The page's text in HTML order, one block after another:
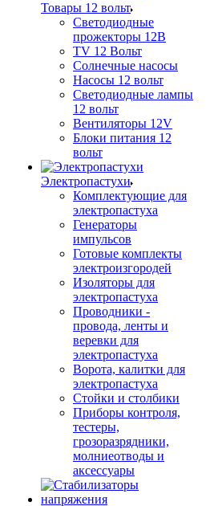
Товары 12 вольт
Светодиодные
прожекторы 12В
TV 12 Вольт
Солнечные насосы
Насосы 12 вольт
Светодиодные лампы
12 вольт
Вентиляторы 12V
Блоки питания 12
вольт
Электропастухи
Комплектующие для
электропастуха
Генераторы
импульсов
Готовые комплекты
электроизгородей
Изоляторы для
электропастуха
Проводники -
провода, ленты и
веревки для
электропастуха
Ворота, калитки для
электропастуха
Стойки и столбики
Приборы контроля,
тестеры,
грозоразрядники,
молниеотводы и
аксессуары